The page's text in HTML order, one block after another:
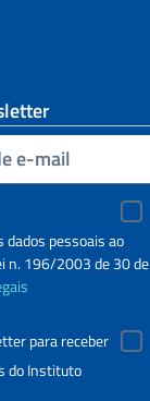
pessoais ao
n. 196/2003 de 30 de
para receber
do Instituto